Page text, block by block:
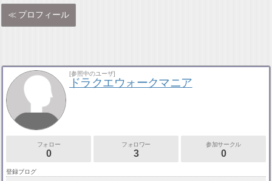
プロフィール
[参照中のユーザ]
ドラクエウォークマニア
フォロー
0
フォロワー
3
参加サークル
0
登録ブログ